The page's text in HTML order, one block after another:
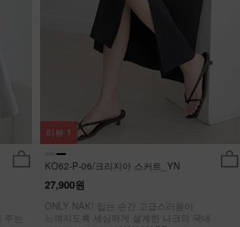
는
KO62-P-06/크리지아 스커트_YN
27,900원
ONLY NAK! 입는 순간 고급스러움이
느껴지도록 세심하게 설계한 나크의 국내
리뷰 1